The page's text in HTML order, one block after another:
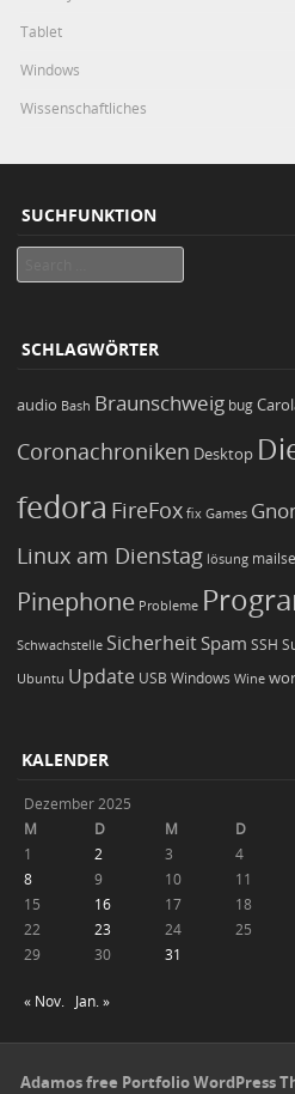
Tablet
Windows
Wissenschaftliches
SUCHFUNKTION
SCHLAGWÖRTER
audio Bash Braunschweig bug
Coronachroniken Desktop
fedora FireFox fix Games
Linux am Dienstag lösung
Pinephone Probleme
Schwachstelle Sicherheit Spam SSH
Ubuntu Update USB Windows Wine
KALENDER
Dezember 2025
M
D M D
1
2 3 4
8
9 10 11
15
16 17 18
22
23 24 25
29
30 31
« Nov. Jan. »
Adamos free Portfolio WordPress